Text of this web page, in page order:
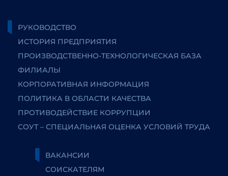
РУКОВОДСТВО
ИСТОРИЯ ПРЕДПРИЯТИЯ
ПРОИЗВОДСТВЕННО-ТЕХНОЛОГИЧЕСКАЯ БАЗА
ФИЛИАЛЫ
КОРПОРАТИВНАЯ ИНФОРМАЦИЯ
ПОЛИТИКА В ОБЛАСТИ КАЧЕСТВА
ПРОТИВОДЕЙСТВИЕ КОРРУПЦИИ
СОУТ – СПЕЦИАЛЬНАЯ ОЦЕНКА УСЛОВИЙ ТРУДА
ВАКАНСИИ
СОИСКАТЕЛЯМ